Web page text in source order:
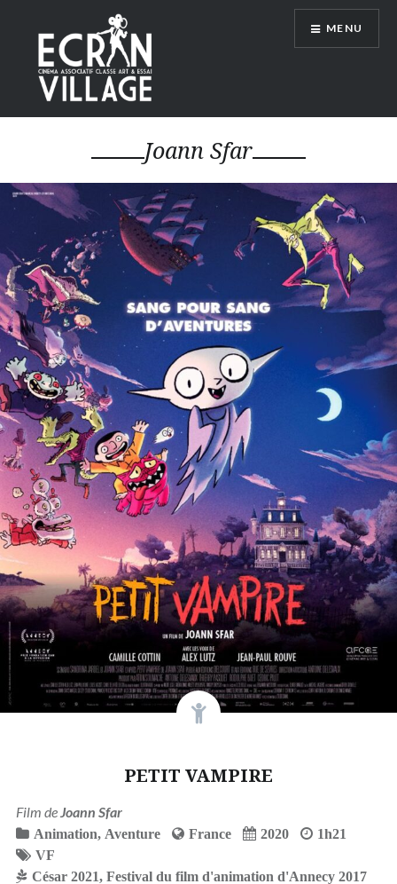
contenu
principal
ÉCRAN VILLAGE
MENU
Joann Sfar
PETIT VAMPIRE
Film de Joann Sfar
Animation, Aventure France 2020
1h21
VF
César 2021, Festival du film d'animation d'Annecy 2017